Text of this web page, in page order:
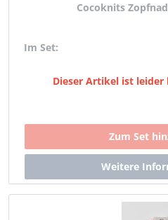
Cocoknits
Im Set:
Dieser Artikel ist